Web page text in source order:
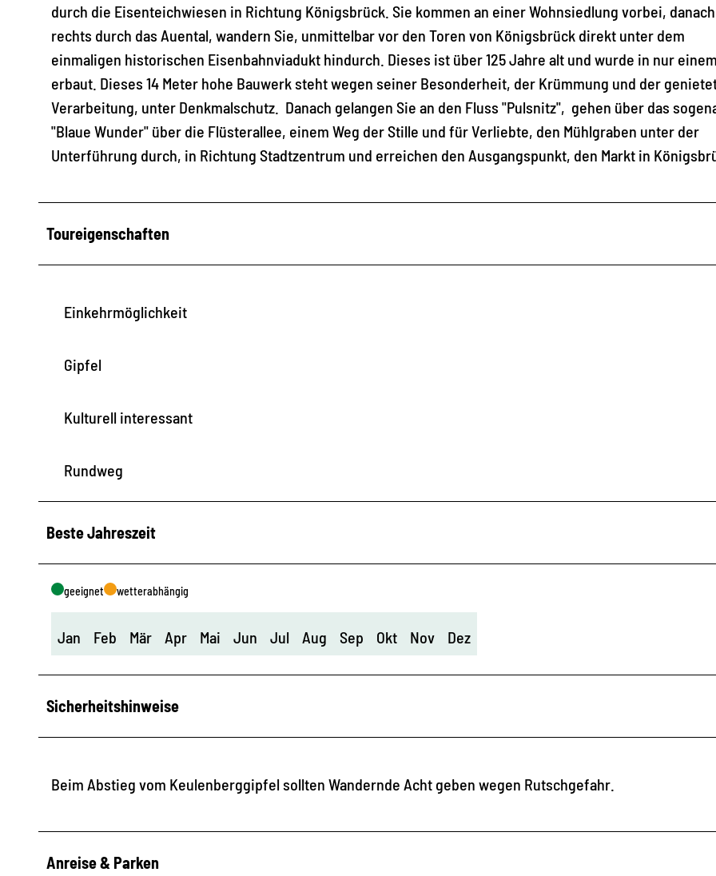
durch die Eisenteichwiesen in Richtung Königsbrück. Sie kommen an einer Wohnsiedlung vorbei,
rechts durch das Auental, wandern Sie, unmittelbar vor den Toren von Königsbrück direkt unter dem
einmaligen historischen Eisenbahnviadukt hindurch. Dieses ist über 125 Jahre alt und wurde in nur
erbaut. Dieses 14 Meter hohe Bauwerk steht wegen seiner Besonderheit, der Krümmung und der
Verarbeitung, unter Denkmalschutz. Danach gelangen Sie an den Fluss "Pulsnitz", gehen über das
"Blaue Wunder" über die Flüsterallee, einem Weg der Stille und für Verliebte, den Mühlgraben unter der
Unterführung durch, in Richtung Stadtzentrum und erreichen den Ausgangspunkt, den Markt in
Toureigenschaften
Einkehrmöglichkeit
Gipfel
Kulturell interessant
Rundweg
Beste Jahreszeit
geeignet wetterabhängig
Jan Feb Mär Apr Mai Jun Jul Aug Sep Okt Nov Dez
Sicherheitshinweise
Beim Abstieg vom Keulenberggipfel sollten Wandernde Acht geben wegen Rutschgefahr.
Anreise & Parken